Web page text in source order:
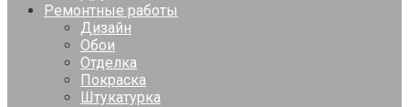
Ремонтные работы
Дизайн
Обои
Отделка
Покраска
Штукатурка